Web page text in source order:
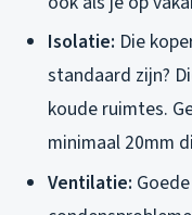
Isolatie: Die
standaard zijn?
koude ruimtes.
minimaal 20mm
Ventilatie: